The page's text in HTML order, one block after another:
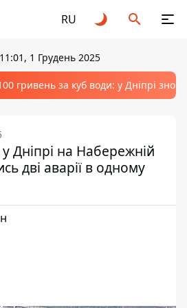
RU
11:01, 1 Грудень 2025
гривень за куб води: у Дніпрі
Дніпрі на Набережній
дві аварії в одному